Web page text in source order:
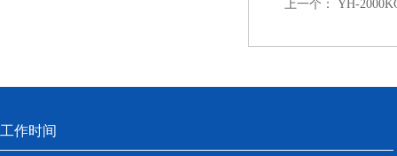
上一个： YH-
工作时间